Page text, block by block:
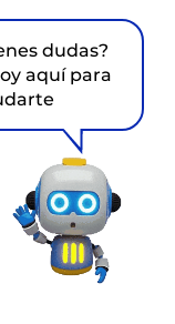
dudas?
aquí para